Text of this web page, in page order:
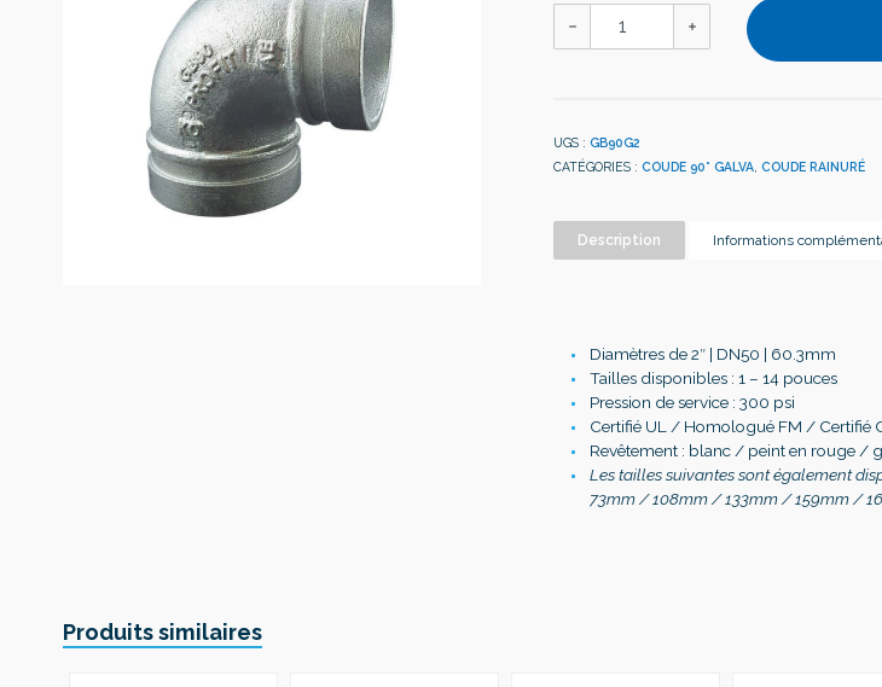
UGS :GB90G2
CATÉGORIES :COUDE 90° GALVA ,COUDE RAINURÉ
Description Informations
Diamètres de 2″ | DN50 | 60.3mm
Tailles disponibles : 1 – 14 pouces
Pression de service : 300 psi
Certifié UL / Homologué FM / Certifié
Revêtement : blanc / peint en rouge /
Les tailles suivantes sont également
73mm / 108mm / 133mm / 159mm /
Produits similaires